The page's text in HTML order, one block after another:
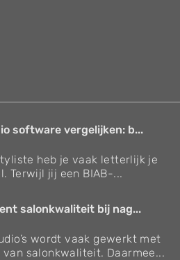
software vergelijken: b...
heb je vaak letterlijk je
Terwijl jij een BIAB-...
salonkwaliteit bij nag...
wordt vaak gewerkt met
van salonkwaliteit. Daarmee...